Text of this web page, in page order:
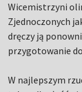
Wicemistrzyni
Zjednoczonych
dręczy ją
przygotowanie
W najlepszym